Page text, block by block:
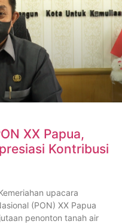
XX Papua,
Kontribusi
upacara
(PON) XX Papua
penonton tanah air